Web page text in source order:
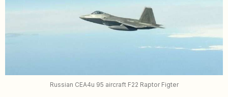
Russian CEA4u 95 aircraft F22 Raptor Figter